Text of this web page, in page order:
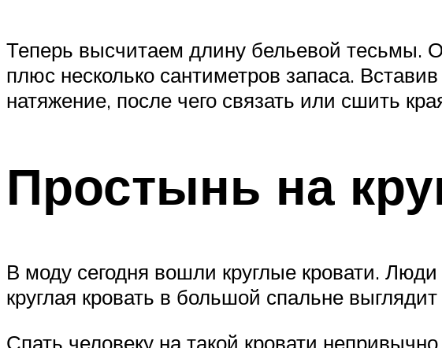
Теперь высчитаем длину бельевой тесьмы.
плюс несколько сантиметров запаса.
натяжение, после чего связать или сшить
Простынь на
В моду сегодня вошли круглые кровати.
круглая кровать в большой спальне
Спать человеку на такой кровати